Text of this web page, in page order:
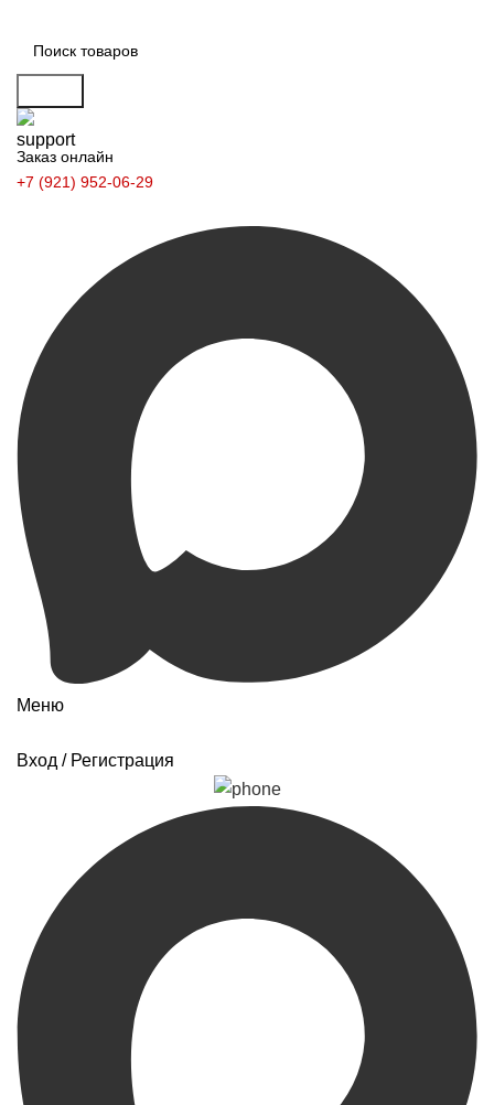
Заказ онлайн
+7 (921) 952-06-29
Меню
Вход / Регистрация